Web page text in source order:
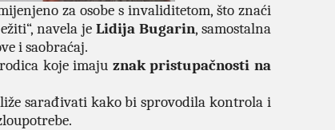
za osobe s invaliditetom, što znaći
navela je Lidija Bugarin, samostalna
i saobraćaj.
koje imaju znak pristupačnosti na
sarađivati kako bi sprovodila kontrola i